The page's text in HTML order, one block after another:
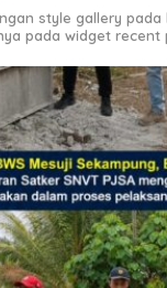
style gallery pada
pada widget recent